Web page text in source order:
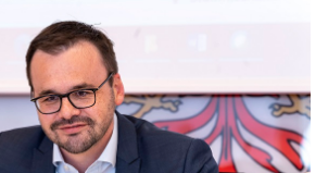
Kleine Anfragen
CDU Deutschland
im Brandenburger Landtag
CDU Brandenburg